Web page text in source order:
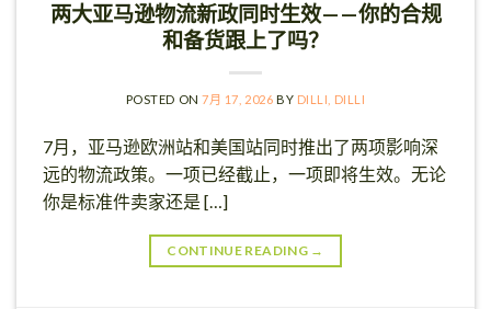
两大亚马逊物流新政同时生效——你的合规
和备货跟上了吗？
POSTED ON7月 17, 2026 BY DILLI, DILLI
7月，亚马逊欧洲站和美国站同时推出了两项影响深
远的物流政策。一项已经截止，一项即将生效。无论
你是标准件卖家还是 […]
CONTINUE READING →